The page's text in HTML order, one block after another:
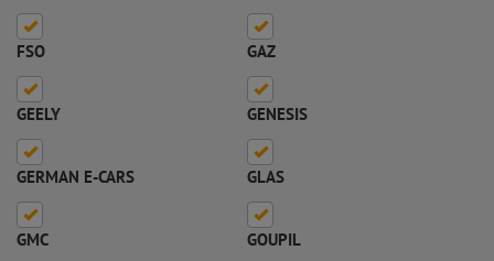
FSO GAZ
GEELY GENESIS
GERMAN E-CARS GLAS
GMC GOUPIL